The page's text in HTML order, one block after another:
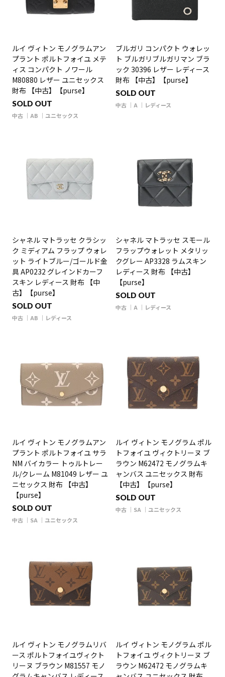
ルイ ヴィトン モノグラムアン
プラント ポルトフォイユ メテ
ィス コンパクト ノワール
M80880 レザー ユニセックス
財布 【中古】【purse】
SOLD OUT
中古 AB ユニセックス
ブルガリ コンパクト ウォレッ
ト ブルガリブルガリマン ブラ
ック 30396 レザー レディース
財布 【中古】【purse】
SOLD OUT
中古 A レディース
シャネル マトラッセ クラシッ
ク ミディアム フラップ ウォレ
ット ライトブルー/ゴールド金
具 AP0232 グレインドカーフ
スキン レディース 財布 【中
古】【purse】
SOLD OUT
中古 AB レディース
シャネル マトラッセ スモール
フラップウォレット メタリッ
クグレー AP3328 ラムスキン
レディース 財布 【中古】
【purse】
SOLD OUT
中古 A レディース
ルイ ヴィトン モノグラムアン
プラント ポルトフォイユ サラ
NM バイカラー トゥルトレー
ル/クレーム M81049 レザー ユ
ニセックス 財布 【中古】
【purse】
SOLD OUT
中古 SA ユニセックス
ルイ ヴィトン モノグラム ポル
トフォイユ ヴィクトリーヌ ブ
ラウン M62472 モノグラムキ
ャンバス ユニセックス 財布
【中古】【purse】
SOLD OUT
中古 SA ユニセックス
ルイ ヴィトン モノグラムリバ
ース ポルトフォイユヴィクト
リーヌ ブラウン M81557 モノ
ルイ ヴィトン モノグラム ポル
トフォイユ ヴィクトリーヌ ブ
ラウン M62472 モノグラムキ